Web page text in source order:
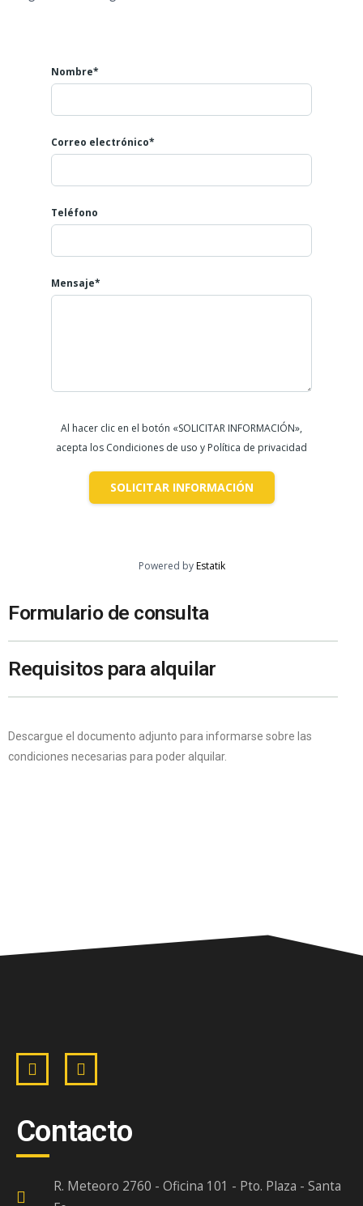
Nombre*
Correo electrónico*
Teléfono
Mensaje*
Al hacer clic en el botón «SOLICITAR INFORMACIÓN»,
acepta los Condiciones de uso y Política de privacidad
SOLICITAR INFORMACIÓN
Powered byEstatik
Formulario de consulta
Requisitos para alquilar
Descargue el documento adjunto para informarse sobre las
condiciones necesarias para poder alquilar.
Contacto
R. Meteoro 2760 - Oficina 101 - Pto. Plaza - Santa